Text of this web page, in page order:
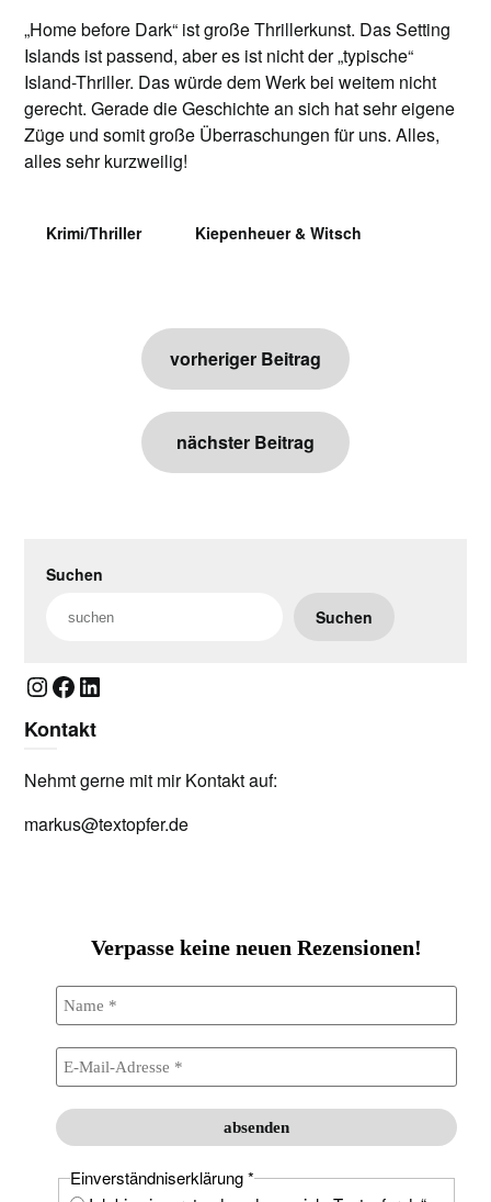
„Home before Dark“ ist große Thrillerkunst. Das Setting
Islands ist passend, aber es ist nicht der „typische“
Island-Thriller. Das würde dem Werk bei weitem nicht
gerecht. Gerade die Geschichte an sich hat sehr eigene
Züge und somit große Überraschungen für uns. Alles,
alles sehr kurzweilig!
Krimi/Thriller Kiepenheuer & Witsch
Beitragsnavigation
vorheriger Beitrag
nächster Beitrag
Suchen
Suchen
Instagram
Facebook
LinkedIn
Kontakt
Nehmt gerne mit mir Kontakt auf:
markus@textopfer.de
Verpasse keine neuen Rezensionen!
Einverständniserklärung*